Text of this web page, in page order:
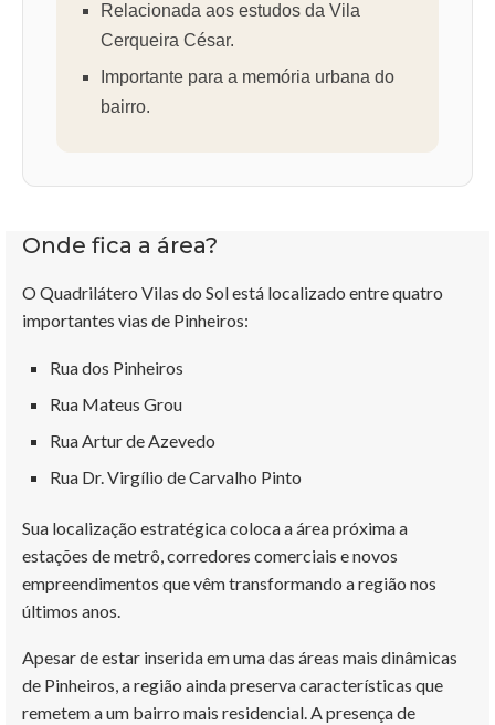
Relacionada aos estudos da Vila
Cerqueira César.
Importante para a memória urbana do
bairro.
Onde fica a área?
O Quadrilátero Vilas do Sol está localizado entre quatro
importantes vias de Pinheiros:
Rua dos Pinheiros
Rua Mateus Grou
Rua Artur de Azevedo
Rua Dr. Virgílio de Carvalho Pinto
Sua localização estratégica coloca a área próxima a
estações de metrô, corredores comerciais e novos
empreendimentos que vêm transformando a região nos
últimos anos.
Apesar de estar inserida em uma das áreas mais dinâmicas
de Pinheiros, a região ainda preserva características que
remetem a um bairro mais residencial. A presença de